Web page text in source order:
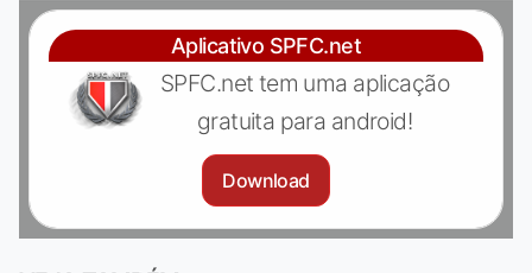
Aplicativo SPFC.net
SPFC.net tem uma aplicação
gratuita para android!
Download